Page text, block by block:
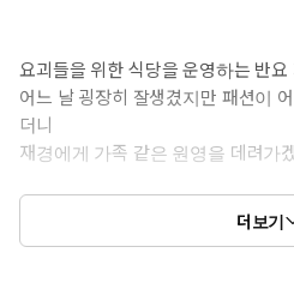
요괴들을 위한 식당을 운영하는 반요
어느 날 굉장히 잘생겼지만 패션이
더니
재경에게 가족 같은 원영을 데려가
알고 보니 엄청 강한 요괴였고, 잠시
계속 눌어붙어 있고 재경은 그의
더보기